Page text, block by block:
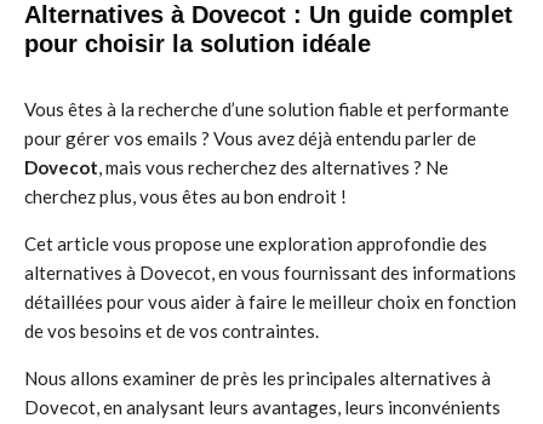
Alternatives à Dovecot : Un guide complet
pour choisir la solution idéale
Vous êtes à la recherche d’une solution fiable et performante
pour gérer vos emails ? Vous avez déjà entendu parler de
Dovecot, mais vous recherchez des alternatives ? Ne
cherchez plus, vous êtes au bon endroit !
Cet article vous propose une exploration approfondie des
alternatives à Dovecot, en vous fournissant des informations
détaillées pour vous aider à faire le meilleur choix en fonction
de vos besoins et de vos contraintes.
Nous allons examiner de près les principales alternatives à
Dovecot, en analysant leurs avantages, leurs inconvénients